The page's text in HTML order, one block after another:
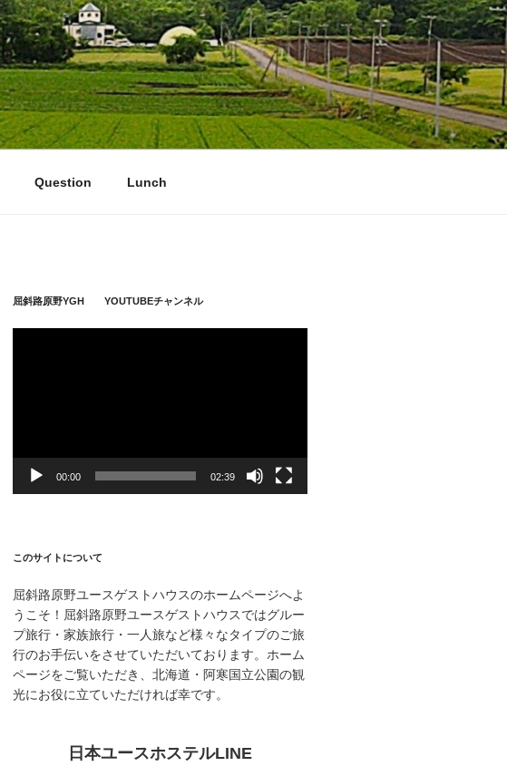
Question Lunch
屈斜路原野YGH YOUTUBEチャンネル
ー
00:00 02:39
このサイトについて
屈斜路原野ユースゲストハウスのホームページへよ
うこそ！屈斜路原野ユースゲストハウスではグルー
プ旅行・家族旅行・一人旅など様々なタイプのご旅
行のお手伝いをさせていただいております。ホーム
ページをご覧いただき、北海道・阿寒国立公園の観
光にお役に立ていただければ幸です。
日本ユースホステルLINE